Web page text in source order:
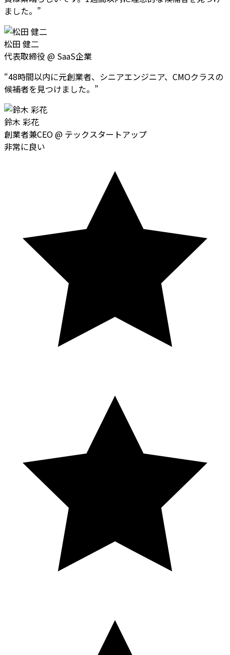
ました。 ”
松田 健二
代表取締役 @ SaaS企業
“48時間以内に元創業者、シニアエンジニア、CMOクラスの
候補者を見つけました。 ”
鈴木 彩花
創業者兼CEO@ テックスタートアップ
非常に良い